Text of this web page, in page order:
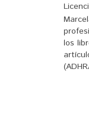
los